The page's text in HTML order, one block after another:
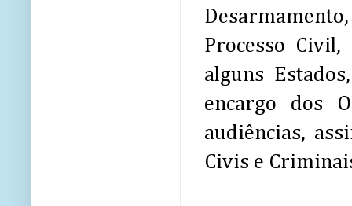
Processo
alguns
encargo dos
audiências,
Civis e